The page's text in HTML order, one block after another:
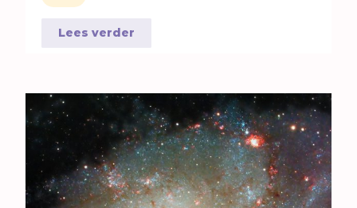
Lees verder